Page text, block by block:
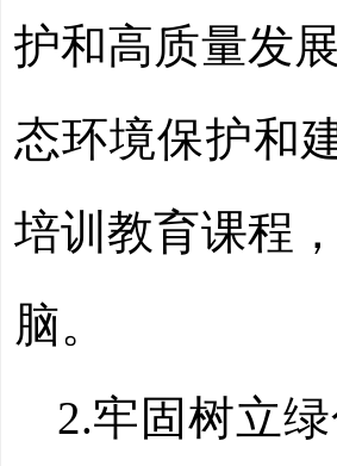
护和高质量发
态环境保护和
培训教育课程
脑。
2.牢固树立